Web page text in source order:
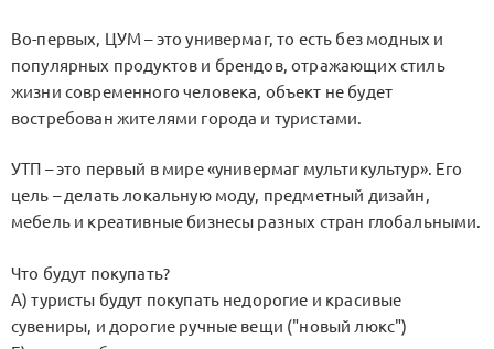
Во-первых, ЦУМ – это универмаг, то есть без модных и
популярных продуктов и брендов, отражающих стиль
жизни современного человека, объект не будет
востребован жителями города и туристами.
УТП – это первый в мире «универмаг мультикультур». Его
цель – делать локальную моду, предметный дизайн,
мебель и креативные бизнесы разных стран глобальными.
Что будут покупать?
А) туристы будут покупать недорогие и красивые
сувениры, и дорогие ручные вещи ("новый люкс")